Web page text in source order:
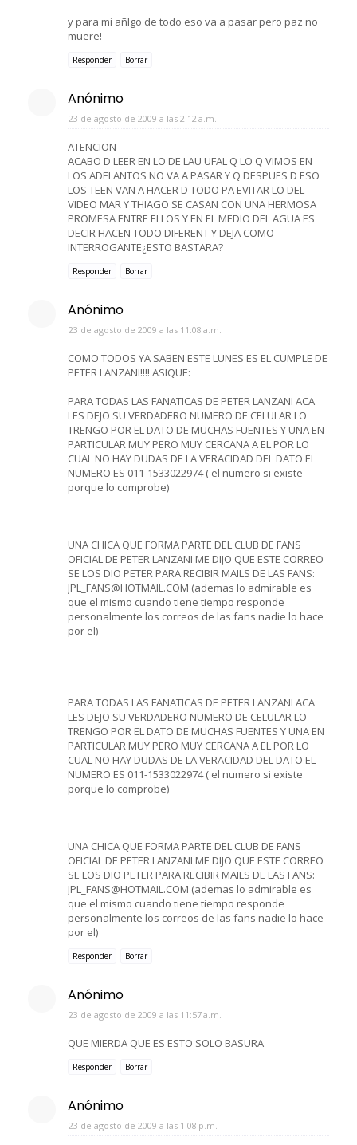
y para mi añlgo de todo eso va a pasar pero paz no
muere!
Responder Borrar
Anónimo
23 de agosto de 2009 a las 2:12 a.m.
ATENCION
ACABO D LEER EN LO DE LAU UFAL Q LO Q VIMOS EN
LOS ADELANTOS NO VA A PASAR Y Q DESPUES D ESO
LOS TEEN VAN A HACER D TODO PA EVITAR LO DEL
VIDEO MAR Y THIAGO SE CASAN CON UNA HERMOSA
PROMESA ENTRE ELLOS Y EN EL MEDIO DEL AGUA ES
DECIR HACEN TODO DIFERENT Y DEJA COMO
INTERROGANTE¿ESTO BASTARA?
Responder Borrar
Anónimo
23 de agosto de 2009 a las 11:08 a.m.
COMO TODOS YA SABEN ESTE LUNES ES EL CUMPLE DE
PETER LANZANI!!!! ASIQUE:
PARA TODAS LAS FANATICAS DE PETER LANZANI ACA
LES DEJO SU VERDADERO NUMERO DE CELULAR LO
TRENGO POR EL DATO DE MUCHAS FUENTES Y UNA EN
PARTICULAR MUY PERO MUY CERCANA A EL POR LO
CUAL NO HAY DUDAS DE LA VERACIDAD DEL DATO EL
NUMERO ES 011-1533022974 ( el numero si existe
porque lo comprobe)
UNA CHICA QUE FORMA PARTE DEL CLUB DE FANS
OFICIAL DE PETER LANZANI ME DIJO QUE ESTE CORREO
SE LOS DIO PETER PARA RECIBIR MAILS DE LAS FANS:
JPL_FANS@HOTMAIL.COM (ademas lo admirable es
que el mismo cuando tiene tiempo responde
personalmente los correos de las fans nadie lo hace
por el)
PARA TODAS LAS FANATICAS DE PETER LANZANI ACA
LES DEJO SU VERDADERO NUMERO DE CELULAR LO
TRENGO POR EL DATO DE MUCHAS FUENTES Y UNA EN
PARTICULAR MUY PERO MUY CERCANA A EL POR LO
CUAL NO HAY DUDAS DE LA VERACIDAD DEL DATO EL
NUMERO ES 011-1533022974 ( el numero si existe
porque lo comprobe)
UNA CHICA QUE FORMA PARTE DEL CLUB DE FANS
OFICIAL DE PETER LANZANI ME DIJO QUE ESTE CORREO
SE LOS DIO PETER PARA RECIBIR MAILS DE LAS FANS:
JPL_FANS@HOTMAIL.COM (ademas lo admirable es
que el mismo cuando tiene tiempo responde
personalmente los correos de las fans nadie lo hace
por el)
Responder Borrar
Anónimo
23 de agosto de 2009 a las 11:57 a.m.
QUE MIERDA QUE ES ESTO SOLO BASURA
Responder Borrar
Anónimo
23 de agosto de 2009 a las 1:08 p.m.